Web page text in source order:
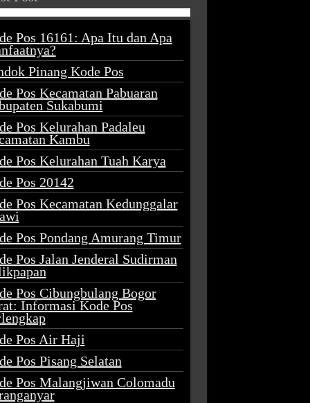
Pos 16161: Apa Itu dan Apa
Pinang Kode Pos
Pos Kecamatan Pabuaran
Sukabumi
Pos Kelurahan Padaleu
Kambu
Pos Kelurahan Tuah Karya
Pos 20142
Pos Kecamatan Kedunggalar
Pos Pondang Amurang Timur
Pos Jalan Jenderal Sudirman
Pos Cibungbulang Bogor
Informasi Kode Pos
Pos Air Haji
Pos Pisang Selatan
Pos Malangjiwan Colomadu